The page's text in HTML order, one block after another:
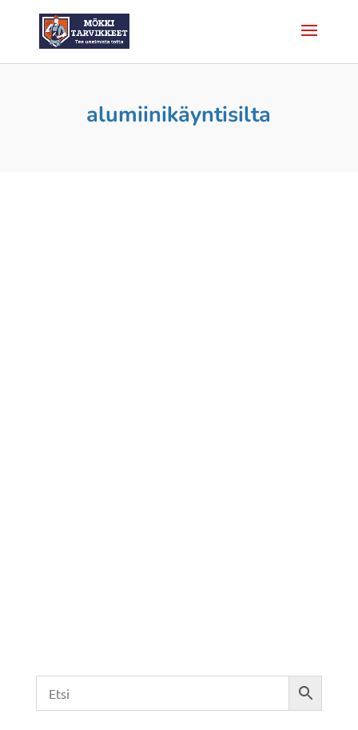
alumiinikäyntisilta